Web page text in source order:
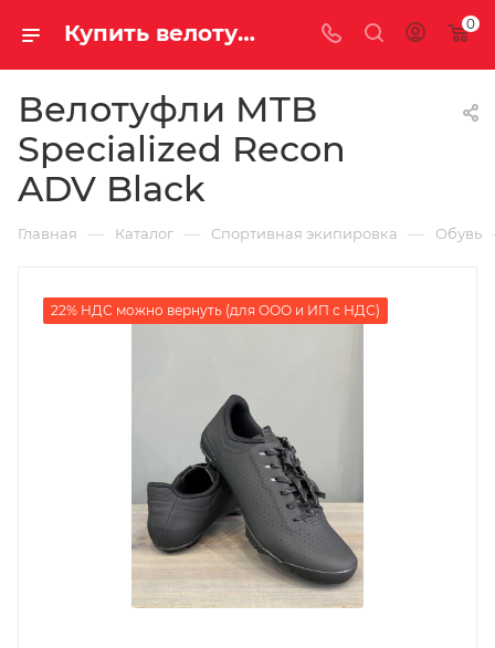
Купить велотуфли mtb specialized recon adv black у официального дилера за 28160.00000000 рублей 0
Велотуфли MTB
Specialized Recon
ADV Black
Главная — Каталог — Спортивная экипировка — Обувь
22% НДС можно вернуть (для ООО и ИП с НДС)